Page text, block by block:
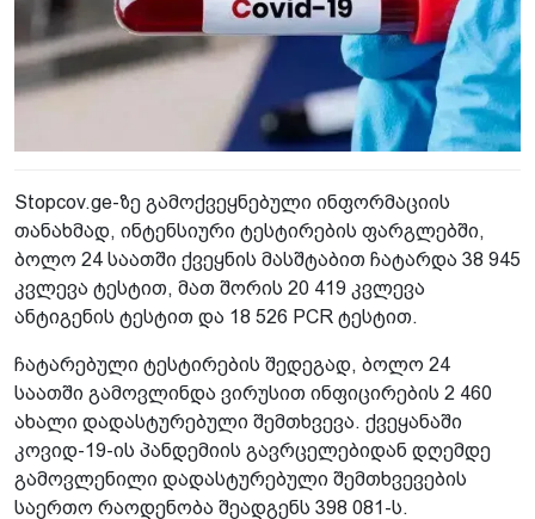
Stopcov.ge-ზე გამოქვეყნებული ინფორმაციის
თანახმად, ინტენსიური ტესტირების ფარგლებში,
ბოლო 24 საათში ქვეყნის მასშტაბით ჩატარდა 38 945
კვლევა ტესტით, მათ შორის 20 419 კვლევა
ანტიგენის ტესტით და 18 526 PCR ტესტით.
ჩატარებული ტესტირების შედეგად, ბოლო 24
საათში გამოვლინდა ვირუსით ინფიცირების 2 460
ახალი დადასტურებული შემთხვევა. ქვეყანაში
კოვიდ-19-ის პანდემიის გავრცელებიდან დღემდე
გამოვლენილი დადასტურებული შემთხვევების
საერთო რაოდენობა შეადგენს 398 081-ს.